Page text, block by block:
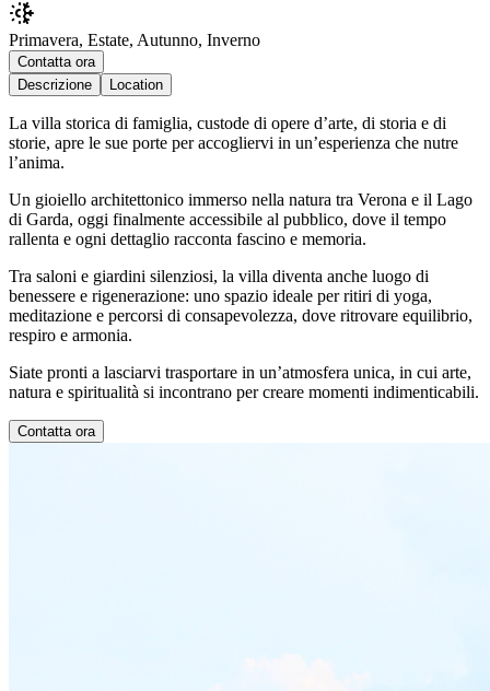
Primavera, Estate, Autunno, Inverno
Contatta ora
Descrizione
Location
La villa storica di famiglia, custode di opere d’arte, di storia e di
storie, apre le sue porte per accogliervi in un’esperienza che nutre
l’anima.
Un gioiello architettonico immerso nella natura tra Verona e il Lago
di Garda, oggi finalmente accessibile al pubblico, dove il tempo
rallenta e ogni dettaglio racconta fascino e memoria.
Tra saloni e giardini silenziosi, la villa diventa anche luogo di
benessere e rigenerazione: uno spazio ideale per ritiri di yoga,
meditazione e percorsi di consapevolezza, dove ritrovare equilibrio,
respiro e armonia.
Siate pronti a lasciarvi trasportare in un’atmosfera unica, in cui arte,
natura e spiritualità si incontrano per creare momenti indimenticabili.
Contatta ora